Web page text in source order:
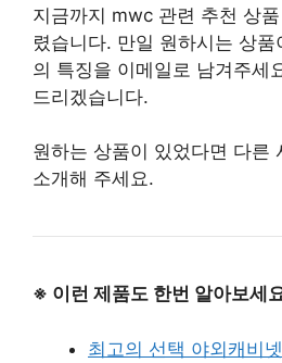
지금까지 mwc 관련 추천 상
렸습니다. 만일 원하시는 상
의 특징을 이메일로 남겨주세
드리겠습니다.
원하는 상품이 있었다면 다른
소개해 주세요.
※ 이런 제품도 한번 알아보세
최고의 선택 야외캐비